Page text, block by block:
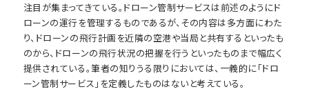
注目が集まってきている。ドローン管制サービスは前述のようにド
ローンの運行を管理するものであるが、その内容は多方面にわた
り、ドローンの飛行計画を近隣の空港や当局と共有するといったも
のから、ドローンの飛行状況の把握を行うといったものまで幅広く
提供されている。筆者の知りうる限りにおいては、一義的に「ドロ
ーン管制サービス」を定義したものはないと考えている。